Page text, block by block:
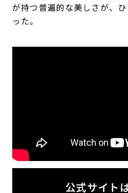
が持つ普遍的な美しさが、
った。
公式サイト